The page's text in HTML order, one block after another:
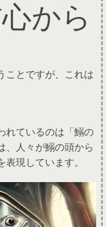
から
ことですが、これは
れているのは「鰯の
、人々が鰯の頭から
現しています。